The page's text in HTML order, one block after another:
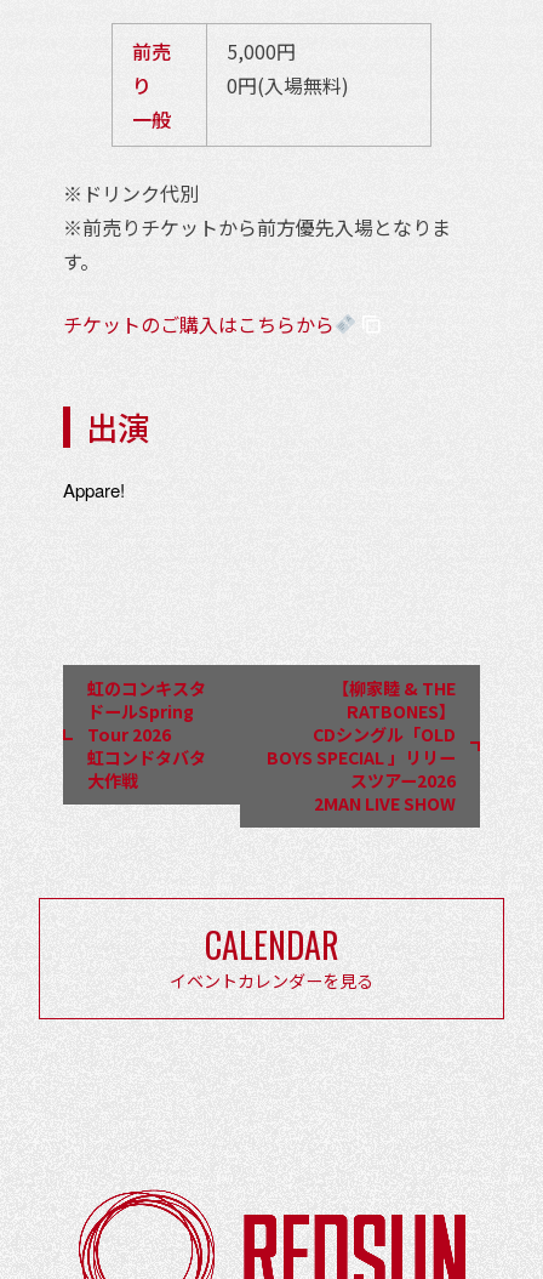
前売
り
一般
5,000円
0円(入場無料)
※ドリンク代別
※前売りチケットから前方優先入場となりま
す。
チケットのご購入はこちらから
出演
Appare!
ン
ト
ナ
ビ
シ
虹のコンキスタ
ドールSpring
Tour 2026
虹コンドタバタ
大作戦
【柳家睦 & THE
RATBONES】
CDシングル「OLD
BOYS SPECIAL 」リリー
スツアー2026
2MAN LIVE SHOW
CALENDAR
イベントカレンダーを見る